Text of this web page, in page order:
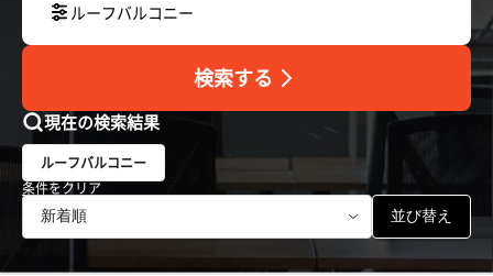
ルーフバルコニー
検索する
現在の検索結果
ルーフバルコニー
条件をクリア
並び替え